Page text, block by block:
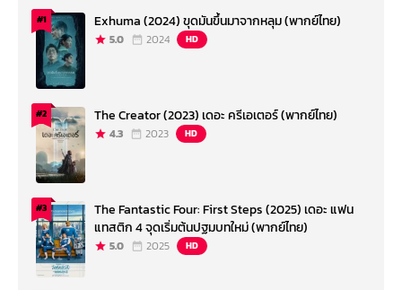
#1 Exhuma (2024) ขุดมันขึ้นมาจากหลุม (พากย์ไทย)
5.0 2024 HD
#2 The Creator (2023) เดอะ ครีเอเตอร์ (พากย์ไทย)
4.3 2023 HD
#3
The Fantastic Four: First Steps (2025) เดอะ แฟน
แทสติก 4 จุดเริ่มต้นปฐมบทใหม่ (พากย์ไทย)
5.0 2025 HD